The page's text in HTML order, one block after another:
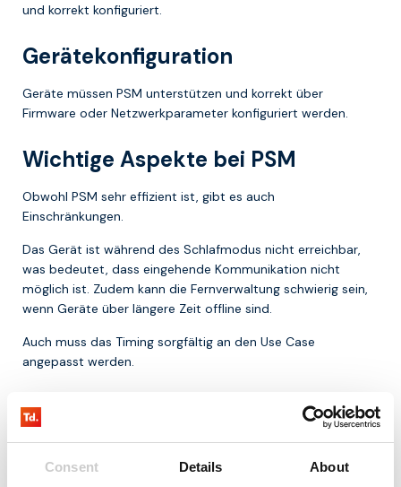
Consent Details About
und korrekt konfiguriert.
Gerätekonfiguration
Geräte müssen PSM unterstützen und korrekt über
Firmware oder Netzwerkparameter konfiguriert werden.
Wichtige Aspekte bei PSM
Obwohl PSM sehr effizient ist, gibt es auch
Einschränkungen.
Das Gerät ist während des Schlafmodus nicht erreichbar,
was bedeutet, dass eingehende Kommunikation nicht
möglich ist. Zudem kann die Fernverwaltung schwierig sein,
wenn Geräte über längere Zeit offline sind.
Auch muss das Timing sorgfältig an den Use Case
angepasst werden.
Warum PSM wichtig ist
Viele IoT-Anwendungen erfordern Geräte, die über Jahre
hinweg autonom funktionieren. PSM macht dies möglich,